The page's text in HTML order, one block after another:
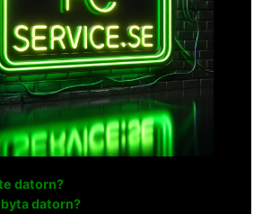
datorn?
datorn?